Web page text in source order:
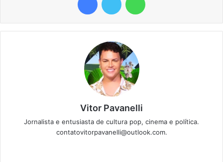
Vitor Pavanelli
Jornalista e entusiasta de cultura pop, cinema e política.
contatovitorpavanelli@outlook.com.